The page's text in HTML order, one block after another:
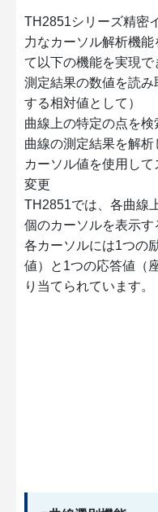
TH2851シリーズ精密
力なカーソル解析機
て以下の機能を実現で
測定結果の数値を読
する相対値として）
曲線上の特定の点を検
曲線の測定結果を解
カーソル値を使用し
変更
TH2851では、各曲線
個のカーソルを表示す
各カーソルには1つの
値）と1つの応答値（
り当てられています。